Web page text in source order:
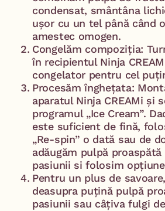
condensat, smântâna
ușor cu un tel până când
amestec omogen.
Congelăm compoziția:
în recipientul Ninja
congelator pentru cel
Procesăm înghețata:
aparatul Ninja CREAMi și
programul „Ice Cream”.
este suficient de fină,
„Re-spin” o dată sau de
adăugăm pulpă
pasiunii si folosim
Pentru un plus de
deasupra puțină pulpă
pasiunii sau câțiva fulgi